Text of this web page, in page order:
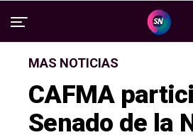
MAS NOTICIAS
CAFMA
Senado de la